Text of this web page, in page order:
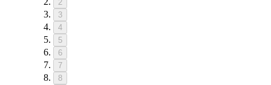
2
3
4
5
6
7
8